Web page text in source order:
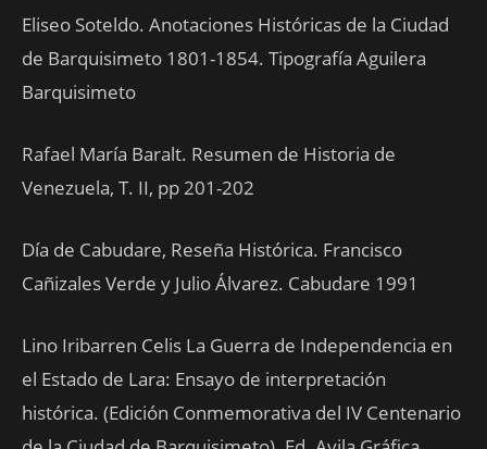
Eliseo Soteldo. Anotaciones Históricas de la Ciudad
de Barquisimeto 1801-1854. Tipografía Aguilera
Barquisimeto
Rafael María Baralt. Resumen de Historia de
Venezuela, T. II, pp 201-202
Día de Cabudare, Reseña Histórica. Francisco
Cañizales Verde y Julio Álvarez. Cabudare 1991
Lino Iribarren Celis La Guerra de Independencia en
el Estado de Lara: Ensayo de interpretación
histórica. (Edición Conmemorativa del IV Centenario